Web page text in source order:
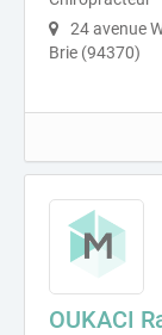
24 avenue
Brie (94370)
OUKACI